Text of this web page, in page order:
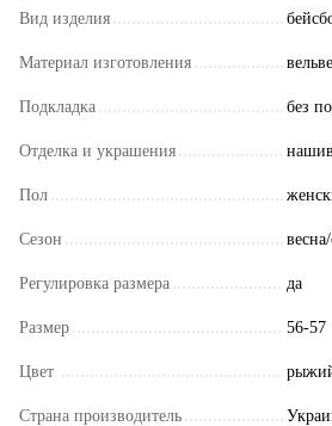
Вид изделия
Материал изготовления
Подкладка без
Отделка и украшения
Пол
Сезон
Регулировка размера да
Размер 56-57
Цвет
Страна производитель